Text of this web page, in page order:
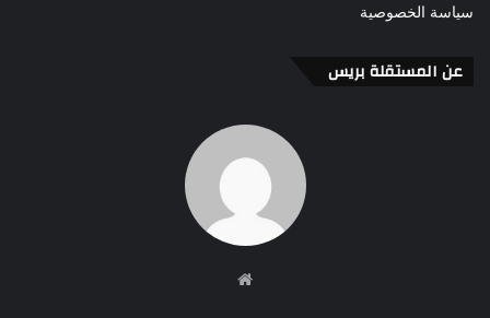
سياسة الخصوصية
عن المستقلة بريس